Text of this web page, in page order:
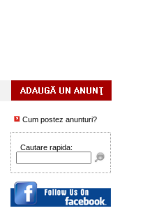
Cum postez anunturi?
Cautare rapida: